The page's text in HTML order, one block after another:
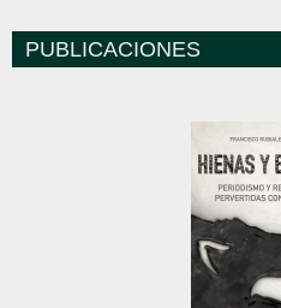
PUBLICACIONES